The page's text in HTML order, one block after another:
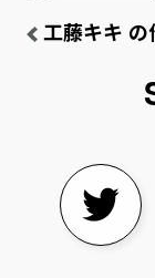
工藤キキ の